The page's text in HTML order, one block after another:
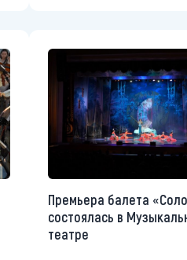
Премьера балета
состоялась в
театре